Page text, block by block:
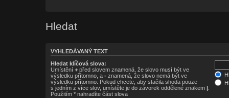
Hledat
VYHLEDÁVANÝ TEXT
Hledat klíčová slova:
Umístění +před slovem znamená, že slovo musí být ve
výsledku přítomno, a -znamená, že slovo nemá být ve
výsledku přítomno. Pokud chcete, aby stačila shoda pouze
s jedním z více slov, umístěte je do závorek oddělené znakem
Použitím * nahradíte část slova